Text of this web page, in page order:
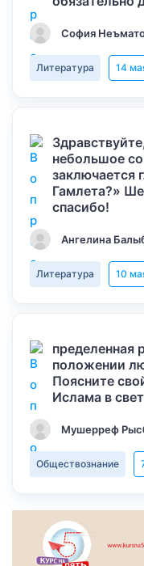
София
Литература 14
небольшое
заключается
Гамлета?»
спасибо!
Ангелина
Литература 10
пределенная
положении
Поясните
Ислама в
Мушерреф
Обществознание